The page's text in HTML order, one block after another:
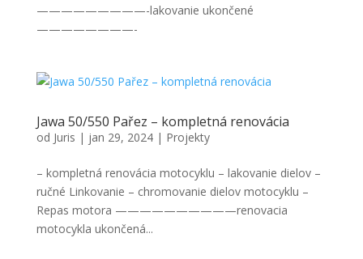
—————————-lakovanie ukončené
————————-
Jawa 50/550 Pařez – kompletná renovácia
od Juris | jan 29, 2024| Projekty
– kompletná renovácia motocyklu – lakovanie dielov –
ručné Linkovanie – chromovanie dielov motocyklu –
Repas motora ——————————renovacia
motocykla ukončená...